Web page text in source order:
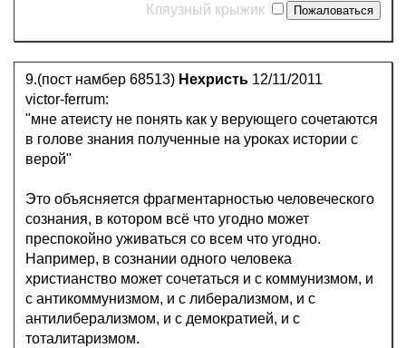
Кляузный крыжик
9.(пост намбер 68513) Нехристь 12/11/2011
victor-ferrum:
"мне атеисту не понять как у верующего сочетаются
в голове знания полученные на уроках истории с
верой"
Это объясняется фрагментарностью человеческого
сознания, в котором всё что угодно может
преспокойно уживаться со всем что угодно.
Например, в сознании одного человека
христианство может сочетаться и с коммунизмом, и
с антикоммунизмом, и с либерализмом, и с
антилиберализмом, и с демократией, и с
тоталитаризмом.